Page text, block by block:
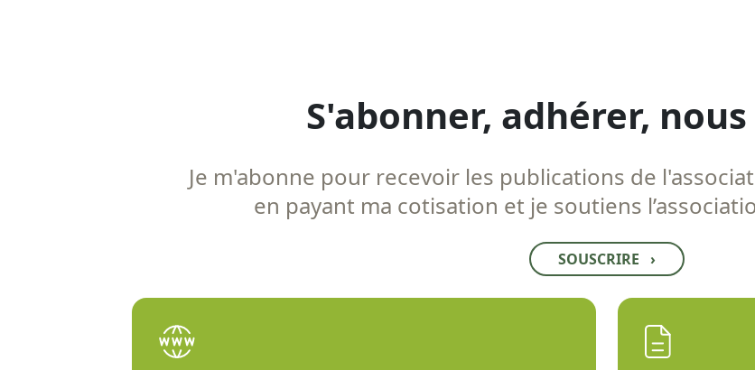
S'abonner, adhérer,
Je m'abonne pour recevoir les publications de
en payant ma cotisation et je soutiens
SOUSCRIRE ›